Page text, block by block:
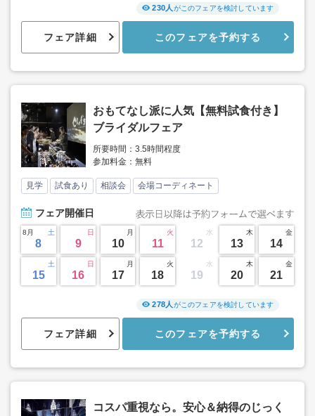
フェア詳細
230人 がこのフェアを検討しています
このフェアを予約する
おもてなし派に人気【無料試食付き】
ブライダルフェア
所要時間：3.5時間程度
参加料金：無料
見学 試食あり 相談会 会場コーディネート
フェア開催日
8月 土
8
日
9
月
10
火
11
水
12
木
13
金
14
土
15
日
16
月
17
火
18
水
19
木
20
金
21
フェア詳細
278人 がこのフェアを検討しています
このフェアを予約する
コスパ重視なら。安心＆納得のじっく